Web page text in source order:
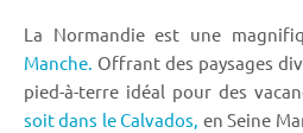
La Normandie est une
Manche. Offrant des paysages
pied-à-terre idéal pour des
soit dans le Calvados, en Seine